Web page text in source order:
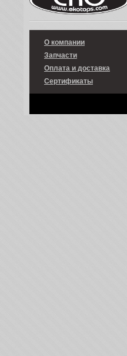
О компании
Запчасти
Оплата и доставка
Сертификаты